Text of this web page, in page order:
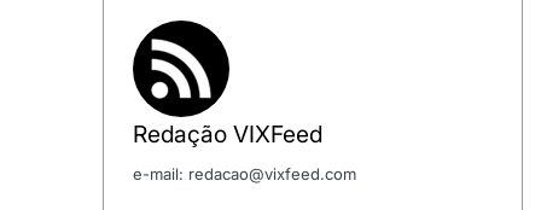
Redação VIXFeed
e-mail: redacao@vixfeed.com